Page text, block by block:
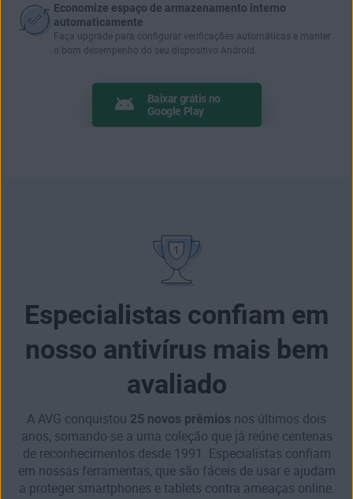
Economize espaço de armazenamento interno
automaticamente
Faça upgrade para configurar verificações automáticas e manter
o bom desempenho do seu dispositivo Android.
Baixar grátis no
Google Play
Especialistas confiam em
nosso antivírus mais bem
avaliado
A AVG conquistou 25 novos prêmios nos últimos dois
anos, somando-se a uma coleção que já reúne centenas
de reconhecimentos desde 1991. Especialistas confiam
em nossas ferramentas, que são fáceis de usar e ajudam
a proteger smartphones e tablets contra ameaças online.